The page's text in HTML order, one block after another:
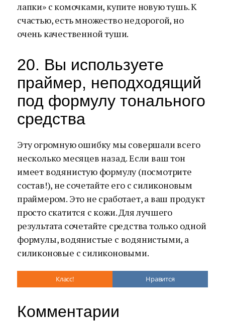
лапки» с комочками, купите новую тушь. К
счастью, есть множество недорогой, но
очень качественной туши.
20. Вы используете
праймер, неподходящий
под формулу тонального
средства
Эту огромную ошибку мы совершали всего
несколько месяцев назад. Если ваш тон
имеет водянистую формулу (посмотрите
состав!), не сочетайте его с силиконовым
праймером. Это не сработает, а ваш продукт
просто скатится с кожи. Для лучшего
результата сочетайте средства только одной
формулы, водянистые с водянистыми, а
силиконовые с силиконовыми.
Класс! Нравится
Комментарии